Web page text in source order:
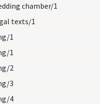
chamber/1
texts/1
1
1
2
3
4